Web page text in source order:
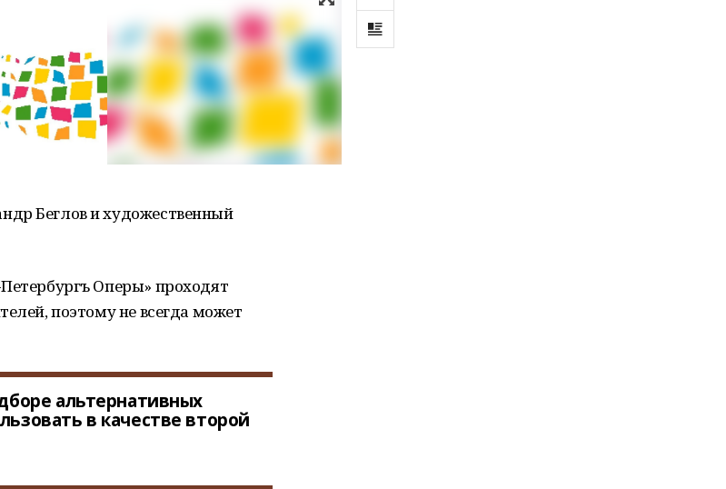
Беглов и художественный
Оперы» проходят
поэтому не всегда может
альтернативных
в качестве второй